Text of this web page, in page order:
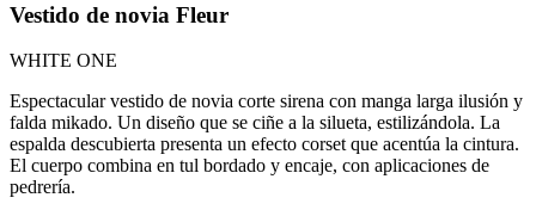
Vestido de novia Fleur
WHITE ONE
Espectacular vestido de novia corte sirena con manga larga ilusión y
falda mikado. Un diseño que se ciñe a la silueta, estilizándola. La
espalda descubierta presenta un efecto corset que acentúa la cintura.
El cuerpo combina en tul bordado y encaje, con aplicaciones de
pedrería.